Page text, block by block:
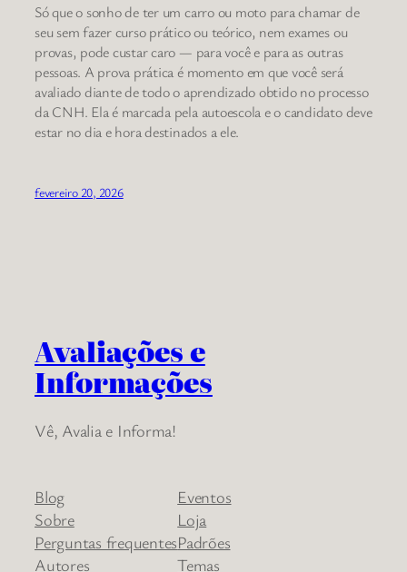
Só que o sonho de ter um carro ou moto para chamar de
seu sem fazer curso prático ou teórico, nem exames ou
provas, pode custar caro — para você e para as outras
pessoas. A prova prática é momento em que você será
avaliado diante de todo o aprendizado obtido no processo
da CNH. Ela é marcada pela autoescola e o candidato deve
estar no dia e hora destinados a ele.
fevereiro 20, 2026
Avaliações e
Informações
Vê, Avalia e Informa!
Blog
Sobre
Perguntas frequentes
Autores
Eventos
Loja
Padrões
Temas